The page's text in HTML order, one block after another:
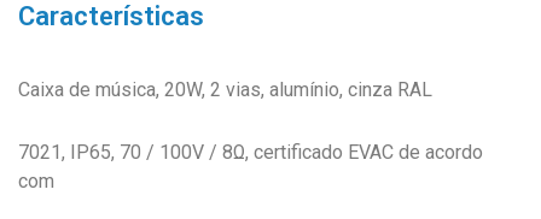
Características
Caixa de música, 20W, 2 vias, alumínio, cinza RAL
7021, IP65, 70 / 100V / 8Ω, certificado EVAC de acordo
com